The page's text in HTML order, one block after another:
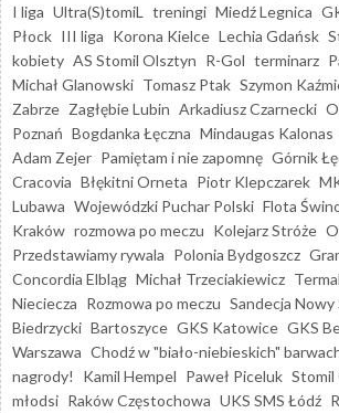
I liga Ultra(S)tomiL treningi Miedź Legnica
Płock III liga Korona Kielce Lechia Gdańsk
kobiety AS Stomil Olsztyn R-Gol terminarz
Michał Glanowski Tomasz Ptak Szymon
Zabrze Zagłębie Lubin Arkadiusz Czarnecki
Poznań Bogdanka Łęczna Mindaugas Kalonas
Adam Zejer Pamiętam i nie zapomnę Górnik
Cracovia Błękitni Orneta Piotr Klepczarek
Lubawa Wojewódzki Puchar Polski Flota
Kraków rozmowa po meczu Kolejarz Stróże
Przedstawiamy rywala Polonia Bydgoszcz
Concordia Elbląg Michał Trzeciakiewicz
Nieciecza Rozmowa po meczu Sandecja Nowy
Biedrzycki Bartoszyce GKS Katowice GKS
Warszawa Chodź w "biało-niebieskich"
nagrody!
Kamil Hempel Paweł Piceluk Stomil
młodsi Raków Częstochowa UKS SMS Łódź